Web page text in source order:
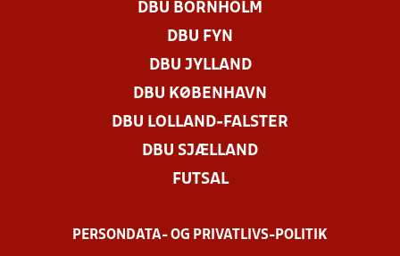
DBU BORNHOLM
DBU FYN
DBU JYLLAND
DBU KØBENHAVN
DBU LOLLAND-FALSTER
DBU SJÆLLAND
FUTSAL
PERSONDATA- OG PRIVATLIVS-POLITIK